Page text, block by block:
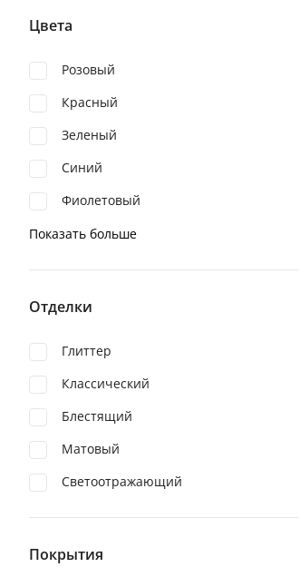
Цвета
Розовый
Красный
Зеленый
Синий
Фиолетовый
Показать больше
Отделки
Глиттер
Классический
Блестящий
Матовый
Светоотражающий
Покрытия